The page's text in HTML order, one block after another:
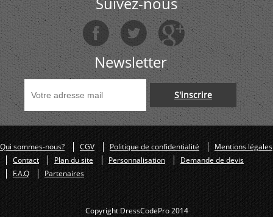
Newsletter
S'inscrire
Qui sommes-nous? CGV Politique de confidentialité
Mentions légales
Contact
Plan du site Personnalisation
Demande de devis
F.A.Q
Partenaires
Copyright DressCodePro 2014